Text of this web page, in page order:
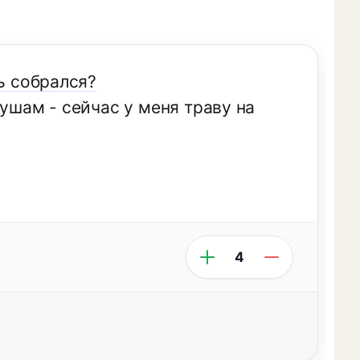
собрался?
- сейчас у меня траву на
4